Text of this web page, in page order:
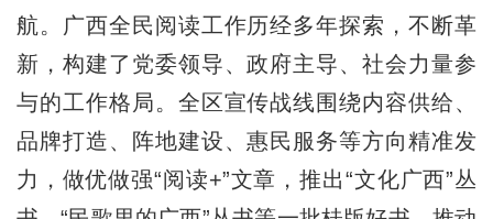
航。广西全民阅读工作历经多年探索，不断革
新，构建了党委领导、政府主导、社会力量参
与的工作格局。全区宣传战线围绕内容供给、
品牌打造、阵地建设、惠民服务等方向精准发
力，做优做强“阅读+”文章，推出“文化广西”丛